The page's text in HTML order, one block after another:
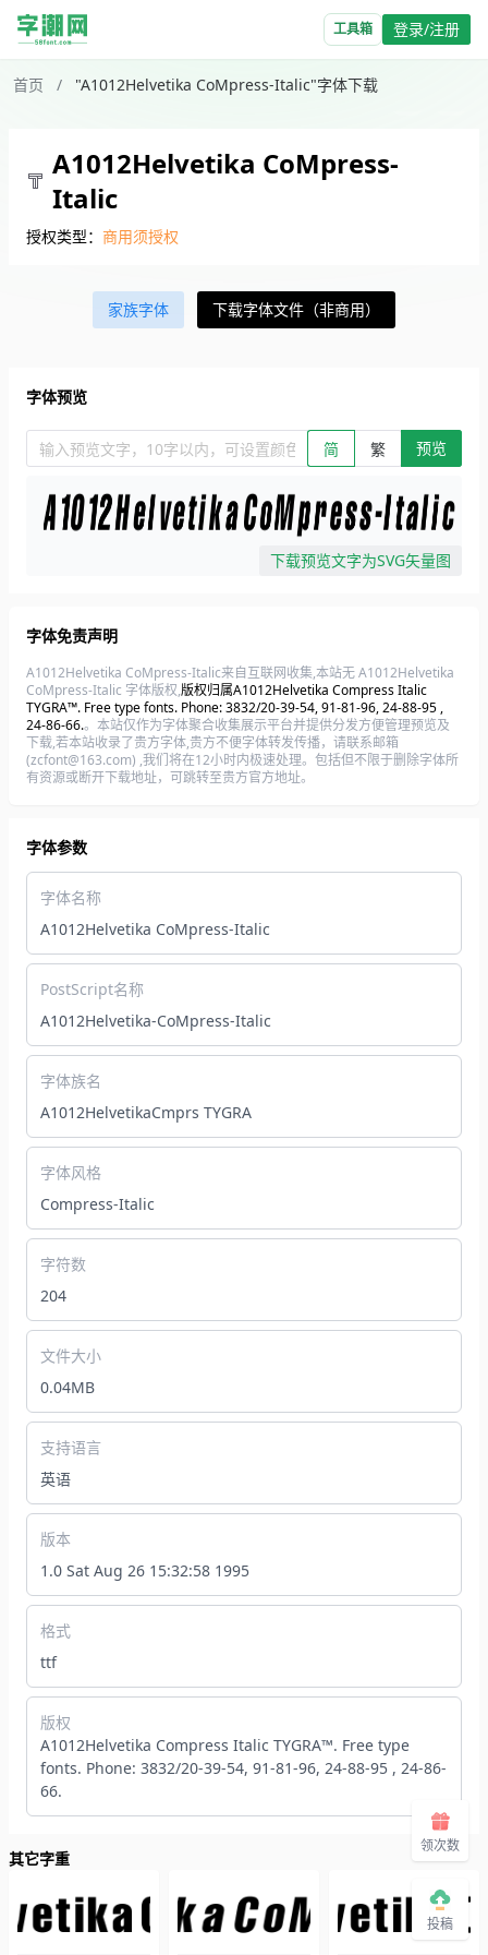
工具箱 登录/注册
首页 / "A1012Helvetika CoMpress-Italic"字体下载
A1012Helvetika CoMpress-
Italic
授权类型： 商用须授权
家族字体 下载字体文件（非商用）
字体预览
输入预览文字，10字以内，可设置颜色、大小、简繁。回车查看效
简 繁 预览
下载预览文字为SVG矢量图
字体免责声明
A1012Helvetika CoMpress-Italic来自互联网收集,本站无 A1012Helvetika
CoMpress-Italic 字体版权,版权归属A1012Helvetika Compress Italic
TYGRA™. Free type fonts. Phone: 3832/20-39-54, 91-81-96, 24-88-95 ,
24-86-66.。本站仅作为字体聚合收集展示平台并提供分发方便管理预览及
下载,若本站收录了贵方字体,贵方不便字体转发传播，请联系邮箱
(zcfont@163.com) ,我们将在12小时内极速处理。包括但不限于删除字体所
有资源或断开下载地址，可跳转至贵方官方地址。
字体参数
字体名称
A1012Helvetika CoMpress-Italic
PostScript名称
A1012Helvetika-CoMpress-Italic
字体族名
A1012HelvetikaCmprs TYGRA
字体风格
Compress-Italic
字符数
204
文件大小
0.04MB
支持语言
英语
版本
1.0 Sat Aug 26 15:32:58 1995
格式
ttf
版权
A1012Helvetika Compress Italic TYGRA™. Free type
fonts. Phone: 3832/20-39-54, 91-81-96, 24-88-95 , 24-86-
66.
其它字重
领次数
投稿